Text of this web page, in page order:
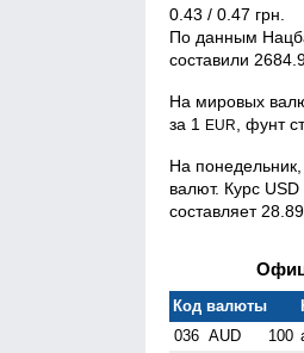
0.43 / 0.47 грн.
По данным
составили
На мировых
за 1 EUR , фунт
На
валют. Курс
составляет
Код валюты
036 AUD 100